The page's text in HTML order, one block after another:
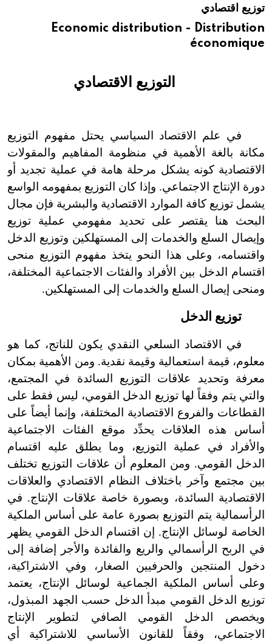
هيئة الموسوعة العربية تطلق موسوعات جديدة في عام 2026توزيع اقتصادي
Economic distribution - Distribution
économique
التوزيع الاقتصادي
في علم الاقتصاد السياسي يحتل مفهوم التوزيع
مكانة بالغة الأهمية في منظومة المفاهيم والمقولات
الاقتصادية كونه يشكل مرحلة هامة في عملية تجديد أو
دورة الإنتاج الاجتماعي. وإذا كان التوزيع بمفهومه الواسع
يشمل توزيع كافة الموارد الاقتصادية والبشرية فإن مجال
البحث هنا يقتصر على تحديد مفهومي عملية توزيع
وإيصال السلع والخدمات إلى المستهلكين وتوزيع الدخل
واقتسامه، وعلى هذا النحو يتخذ مفهوم التوزيع منحى
اقتسام الدخل بين الأفراد والفئات الاجتماعية المختلفة،
ومنحى إيصال السلع والخدمات إلى المستهلكين.
توزيع الدخل
في الاقتصاد السلعي النقدي يكون للناتج، كما هو
معلوم، قيمة استعمالية وقيمة نقدية. ومن الأهمية بمكان
معرفة وتحديد علاقات التوزيع السائدة في المجتمع،
والتي يتم وفقاً لها توزيع الدخل القومي، ليس فقط على
القطاعات والفروع الاقتصادية المختلفة، وإنما أيضاً على
أساس هذه العلاقات يحدِّد موقع الفئات الاجتماعية
والأفراد في عملية التوزيع، وما يطلق عليه اقتسام
الدخل القومي. ومن المعلوم أن علاقات التوزيع تختلف
بين مجتمع وآخر باختلاف النظام الاقتصادي والعلاقات
الاقتصادية السائدة، وبصورة خاصة علاقات الإنتاج. في
الرأسمالية يتم التوزيع بصورة عامة على أساس الملكية
الخاصة لوسائل الإنتاج. إن اقتسام الدخل القومي يظهر
في الربح الرأسمالي والريع والفائدة والأجر إضافة إلى
دخول المنتجين والحرفيين الصغار، وفي الاشتراكية،
وعلى أساس الملكية الجماعية لوسائل الإنتاج، يعتمد
توزيع الدخل القومي مبدأ الدخل حسب الجهد المبذول،
ويخصص الدخل القومي الصافي لتطوير الإنتاج
الاجتماعي، وفقاً للقانون الأساسي للاشتراكية أي